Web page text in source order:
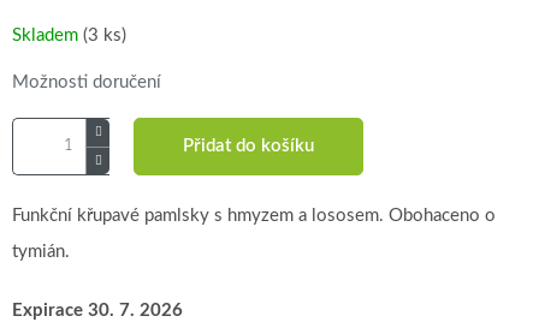
Skladem (3 ks)
Možnosti doručení
Přidat do košíku
Funkční křupavé pamlsky s hmyzem a lososem. Obohaceno o
tymián.
Expirace 30. 7. 2026